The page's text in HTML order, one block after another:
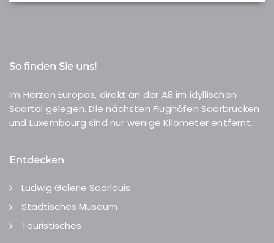
So finden Sie uns!
Im Herzen Europas, direkt an der A8 im idyllischen
Saartal gelegen. Die nächsten Flughäfen Saarbrücken
und Luxembourg sind nur wenige Kilometer entfernt.
Entdecken
Ludwig Galerie Saarlouis
Städtisches Museum
Touristisches